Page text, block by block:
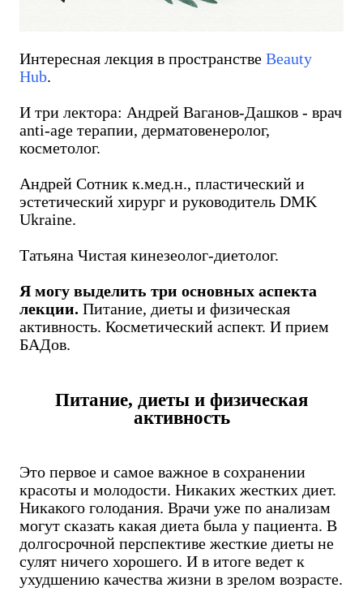
Интересная лекция в пространстве Beauty
Hub.
И три лектора: Андрей Ваганов-Дашков - врач
anti-age терапии, дерматовенеролог,
косметолог.
Андрей Сотник к.мед.н., пластический и
эстетический хирург и руководитель DMK
Ukraine.
Татьяна Чистая кинезеолог-диетолог.
Я могу выделить три основных аспекта
лекции. Питание, диеты и физическая
активность. Косметический аспект. И прием
БАДов.
Питание, диеты и физическая
активность
Это первое и самое важное в сохранении
красоты и молодости. Никаких жестких диет.
Никакого голодания. Врачи уже по анализам
могут сказать какая диета была у пациента. В
долгосрочной перспективе жесткие диеты не
сулят ничего хорошего. И в итоге ведет к
ухудшению качества жизни в зрелом возрасте.